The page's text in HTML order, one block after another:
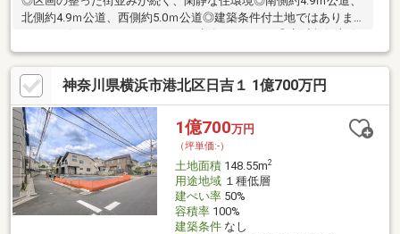
北側約4.9ｍ公道、西側約5.0ｍ公道◎建築条件付土地ではありま
せん、お好きなハウスメーカーで建築できます。◎京浜急行本線
「能見台」駅 徒歩12分■Life Information・セブンイレブン横浜
能見台東店：約610ｍ・イトーヨーカドー能見台店：約750ｍ・京
急ストア能見台店：約870ｍ・白石クリニック（内科）：約230
ｍ・富岡第六公園：約190ｍ・市立西富岡小学校：約910ｍ・市立
富岡中学校：約800ｍ
神奈川県横浜市港北区日吉１ 1億700万円
1億700万円
（坪単価:-）
土地面積148.55m2
用途地域１種低層
建ぺい率50%
容積率100%
建築条件なし